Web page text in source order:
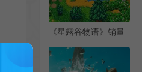
《星露谷物语》销量
保持热度